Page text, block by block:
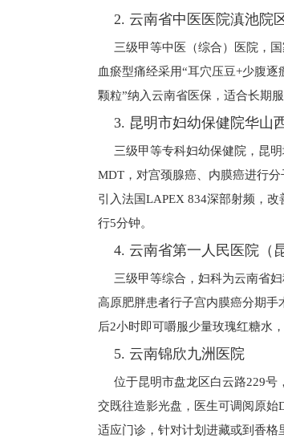
2. 云南省中医医院滇池院
三级甲等中医（综合）医院，
血瘀型痛经采用“耳穴压豆+少腹
颗粒”纳入云南省医保，适合长期
3. 昆明市妇幼保健院华山
三级甲等专科妇幼保健院，昆
MDT，对宫颈腺癌、内膜癌进行
引入法国LAPEX 834深部射频，
行5分钟。
4. 云南省第一人民医院（
三级甲等综合，妇科为云南省
高原肥胖患者行子宫内膜癌分期手
后2小时即可嚼服少量玫瑰红糖水
5. 云南锦欣九洲医院
位于昆明市盘龙区白云路229号
交既往造影光盘，医生可调阅原
适应门诊，针对计划进藏或到香格